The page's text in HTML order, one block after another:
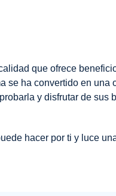
que ofrece
se ha convertido en una
y disfrutar de sus
hacer por ti y luce